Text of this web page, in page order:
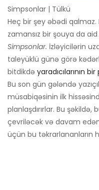
Simpsonlar | Tülkü
Heç bir şey əbədi
zamansız bir şouya da
Simpsonlar. İzləyicilərin
taleyüklü günə görə
bitdikdə yaradıcılarının
Bu son gün gələndə
müsabiqəsinin ilk
planlaşdırırlar. Bu
çevriləcək və davam
üçün bu təkrarlananların